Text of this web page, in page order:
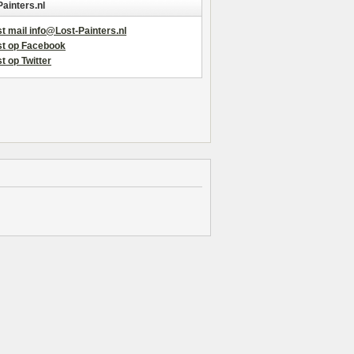
mail info@Lost-Painters.nl
op Facebook
op Twitter